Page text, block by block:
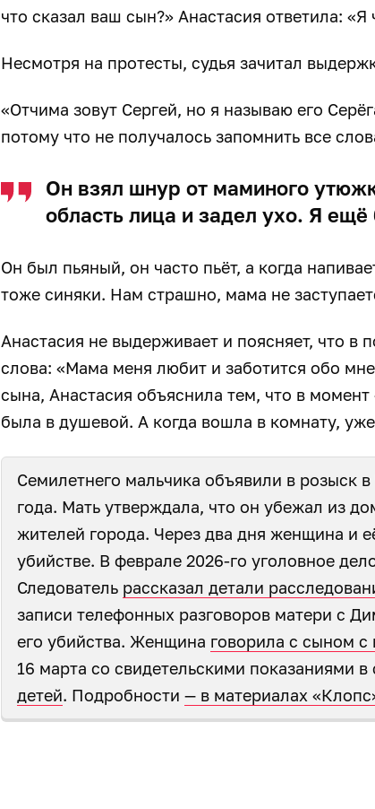
что сказал ваш сын?» Анастасия ответила: «Я
Несмотря на протесты, судья зачитал
«Отчима зовут Сергей, но я называю его
потому что не получалось запомнить все
Он взял шнур от маминого
область лица и задел ухо. Я
Он был пьяный, он часто пьёт, а когда
тоже синяки. Нам страшно, мама не
Анастасия не выдерживает и поясняет, что в
слова: «Мама меня любит и заботится обо
сына, Анастасия объяснила тем, что в
была в душевой. А когда вошла в комнату,
Семилетнего мальчика объявили в розыск
года. Мать утверждала, что он убежал из
жителей города. Через два дня женщина и
убийстве. В феврале 2026-го уголовное
Следователь рассказал детали
записи телефонных разговоров матери с
его убийства. Женщина говорила с сыном
16 марта со свидетельскими показаниями в
детей. Подробности — в материалах